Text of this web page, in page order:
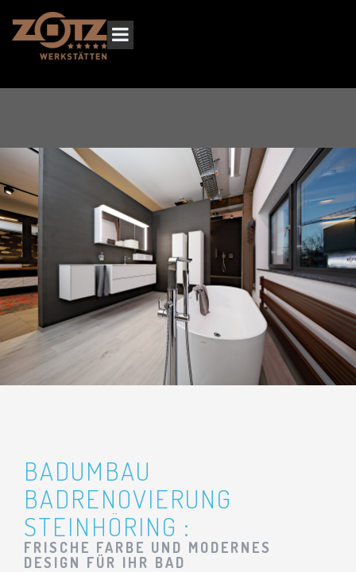
BADUMBAU
BADRENOVIERUNG
STEINHÖRING :
FRISCHE FARBE UND MODERNES
DESIGN FÜR IHR BAD